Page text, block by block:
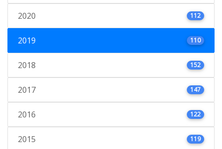
2020 112
2019 110
2018 152
2017 147
2016 122
2015 119